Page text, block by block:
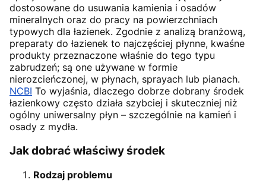
dostosowane do usuwania kamienia i osadów
mineralnych oraz do pracy na powierzchniach
typowych dla łazienek. Zgodnie z analizą branżową,
preparaty do łazienek to najczęściej płynne, kwaśne
produkty przeznaczone właśnie do tego typu
zabrudzeń; są one używane w formie
nierozcieńczonej, w płynach, sprayach lub pianach.
NCBI To wyjaśnia, dlaczego dobrze dobrany środek
łazienkowy często działa szybciej i skuteczniej niż
ogólny uniwersalny płyn – szczególnie na kamień i
osady z mydła.
Jak dobrać właściwy środek
Rodzaj problemu